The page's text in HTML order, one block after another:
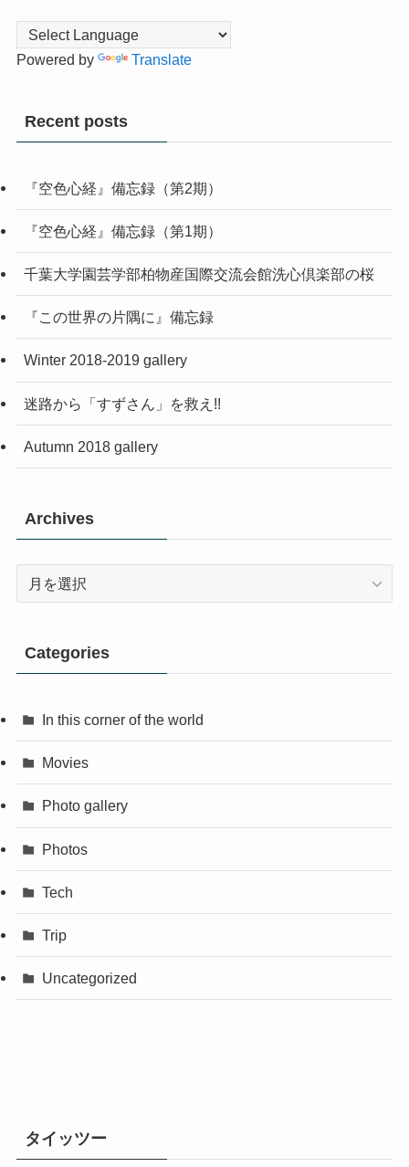
Powered by Translate
Recent posts
『空色心経』備忘録（第2期）
『空色心経』備忘録（第1期）
千葉大学園芸学部柏物産国際交流会館洗心倶楽部の桜
『この世界の片隅に』備忘録
Winter 2018-2019 gallery
迷路から「すずさん」を救え!!
Autumn 2018 gallery
Archives
Archives
Categories
In this corner of the world
Movies
Photo gallery
Photos
Tech
Trip
Uncategorized
タイッツー